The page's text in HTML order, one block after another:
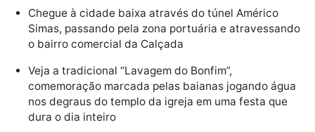
Chegue à cidade baixa através do túnel Américo
Simas, passando pela zona portuária e atravessando
o bairro comercial da Calçada
Veja a tradicional “Lavagem do Bonfim”,
comemoração marcada pelas baianas jogando água
nos degraus do templo da igreja em uma festa que
dura o dia inteiro